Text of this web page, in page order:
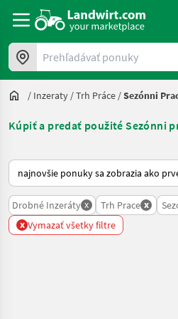
Prehľadávať ponuky
/ Inzeraty /Trh Práce /Sezónni
Kúpiť a predať použité Sezónni
Takto sa vykonáva triedenie na
Drobné Inzeráty x Trh Prace x
x Vymazať všetky filtre